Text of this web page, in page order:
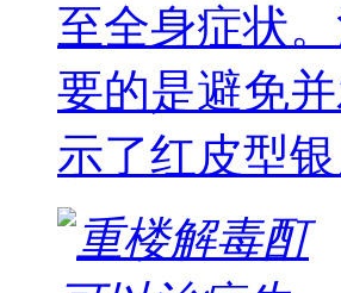
至全身症状
要的是避免
示了红皮型